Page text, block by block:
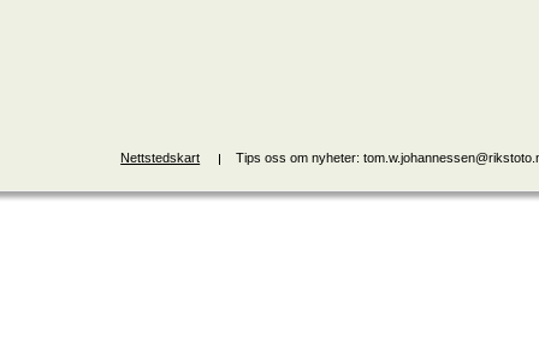
Nettstedskart Tips oss om nyheter: